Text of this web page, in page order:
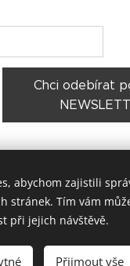
Chci odebírat
© 2026 positivJE.
abychom zajistili
stránek. Tím vám
při jejich návštěvě.
Přijmout vše